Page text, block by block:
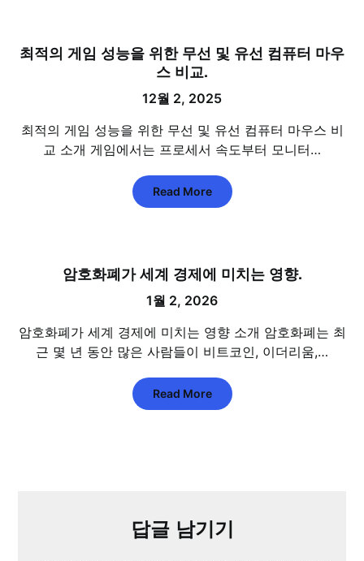
최적의 게임 성능을 위한 무선 및 유선 컴퓨터 마우
스 비교.
12월 2, 2025
최적의 게임 성능을 위한 무선 및 유선 컴퓨터 마우스 비
교 소개 게임에서는 프로세서 속도부터 모니터…
Read More
암호화폐가 세계 경제에 미치는 영향.
1월 2, 2026
암호화폐가 세계 경제에 미치는 영향 소개 암호화폐는 최
근 몇 년 동안 많은 사람들이 비트코인, 이더리움,…
Read More
답글 남기기